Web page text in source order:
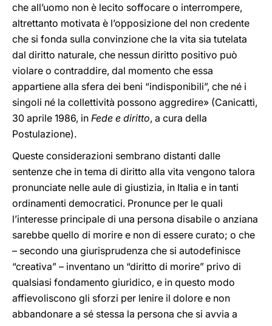
che all’uomo non è lecito soffocare o interrompere,
altrettanto motivata è l’opposizione del non credente
che si fonda sulla convinzione che la vita sia tutelata
dal diritto naturale, che nessun diritto positivo può
violare o contraddire, dal momento che essa
appartiene alla sfera dei beni “indisponibili”, che né i
singoli né la collettività possono aggredire» (Canicattì,
30 aprile 1986, in Fede e diritto, a cura della
Postulazione).
Queste considerazioni sembrano distanti dalle
sentenze che in tema di diritto alla vita vengono talora
pronunciate nelle aule di giustizia, in Italia e in tanti
ordinamenti democratici. Pronunce per le quali
l’interesse principale di una persona disabile o anziana
sarebbe quello di morire e non di essere curato; o che
– secondo una giurisprudenza che si autodefinisce
“creativa” – inventano un “diritto di morire” privo di
qualsiasi fondamento giuridico, e in questo modo
affievoliscono gli sforzi per lenire il dolore e non
abbandonare a sé stessa la persona che si avvia a